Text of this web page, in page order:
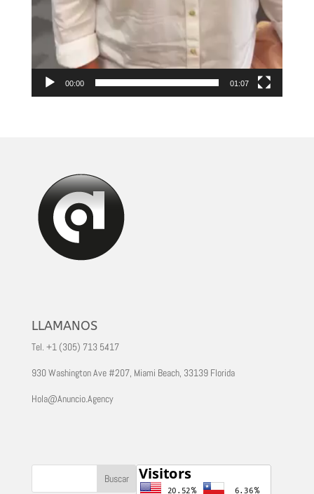
00:00 01:07
LLAMANOS
Tel. +1 (305) 713 5417
930 Washington Ave #207, Miami Beach, 33139 Florida
Hola@Anuncio.Agency